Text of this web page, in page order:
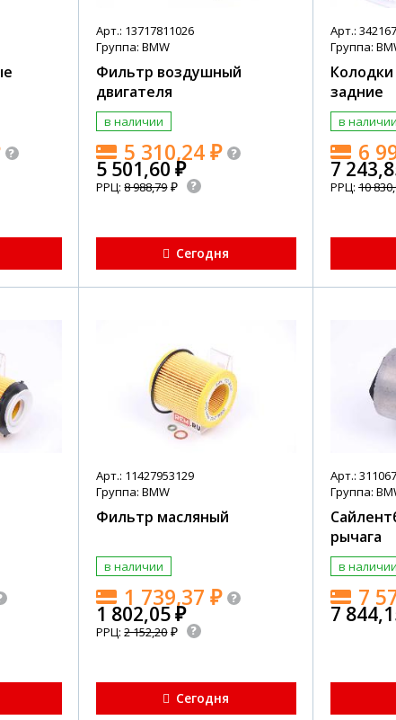
Арт.: 13717811026
Группа: BMW
Фильтр воздушный
двигателя
в наличии
5 310,24₽
5 501,60₽
РРЦ:8 988,79₽
Сегодня
Арт.:
Группа:
задние
в наличии
6
7
РРЦ:10
Арт.: 11427953129
Группа: BMW
Фильтр масляный
в наличии
1 739,37₽
1 802,05₽
РРЦ:2 152,20₽
Сегодня
Арт.:
Группа:
рычага
в наличии
7
7